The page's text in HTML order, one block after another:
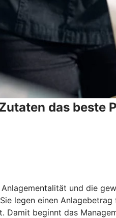
das beste
und die
legen einen
beginnt das